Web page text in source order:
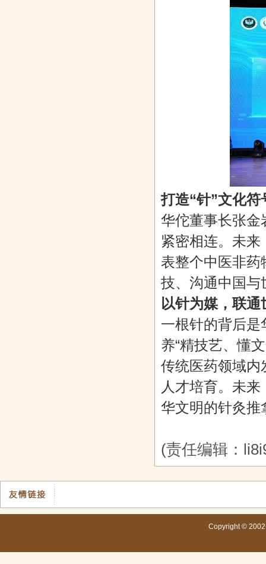
打造“针”文化
华佗董事长张金
紧密相连。未来
表整个中医非药
技、沟通中国与
以针为媒，联通
一根针的背后是
养“精技艺、懂
传统医药领域内
人才培育。未
华文明的针灸推
(责任编辑：
Copyright ©